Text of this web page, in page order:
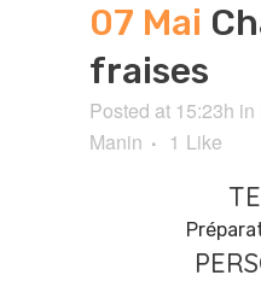
07 Mai
fraises
Posted at 15:23h in
Manin
1 Like